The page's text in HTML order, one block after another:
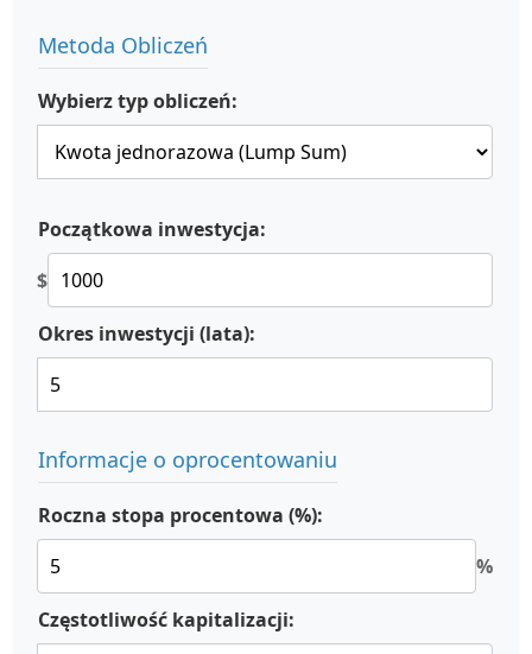
Metoda Obliczeń
Wybierz typ obliczeń:
Początkowa inwestycja:
$
Okres inwestycji (lata):
Informacje o oprocentowaniu
Roczna stopa procentowa (%):
%
Częstotliwość kapitalizacji: